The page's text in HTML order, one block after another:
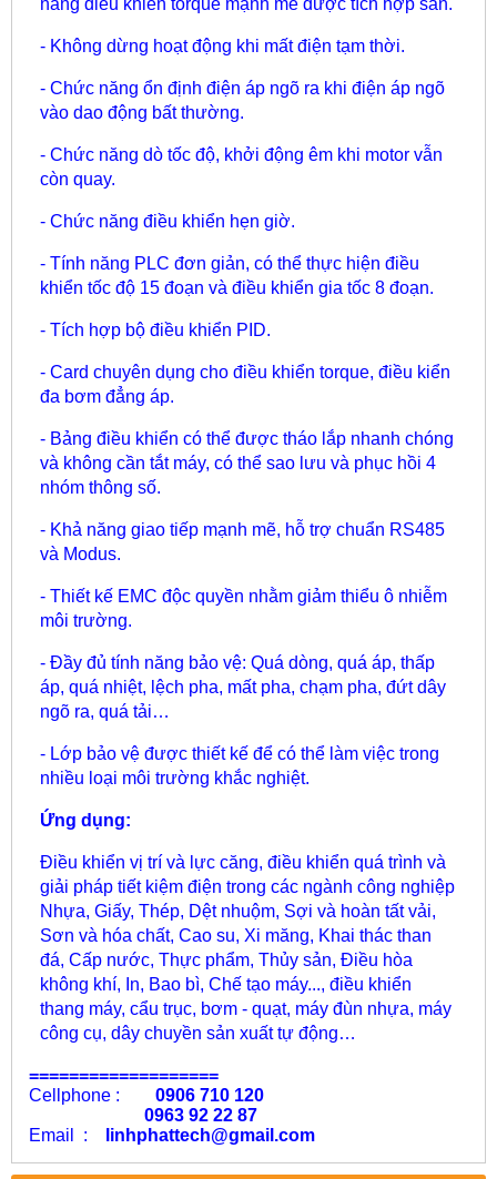
năng điều khiển torque mạnh mẽ được tích hợp sẵn.
- Không dừng hoạt động khi mất điện tạm thời.
- Chức năng ổn định điện áp ngõ ra khi điện áp ngõ
vào dao động bất thường.
- Chức năng dò tốc độ, khởi động êm khi motor vẫn
còn quay.
- Chức năng điều khiển hẹn giờ.
- Tính năng PLC đơn giản, có thể thực hiện điều
khiển tốc độ 15 đoạn và điều khiển gia tốc 8 đoạn.
- Tích hợp bộ điều khiển PID.
- Card chuyên dụng cho điều khiển torque, điều kiển
đa bơm đẳng áp.
- Bảng điều khiển có thể được tháo lắp nhanh chóng
và không cần tắt máy, có thể sao lưu và phục hồi 4
nhóm thông số.
- Khả năng giao tiếp mạnh mẽ, hỗ trợ chuẩn RS485
và Modus.
- Thiết kế EMC độc quyền nhằm giảm thiểu ô nhiễm
môi trường.
- Đầy đủ tính năng bảo vệ: Quá dòng, quá áp, thấp
áp, quá nhiệt, lệch pha, mất pha, chạm pha, đứt dây
ngõ ra, quá tải…
- Lớp bảo vệ được thiết kế để có thể làm việc trong
nhiều loại môi trường khắc nghiệt.
Ứng dụng:
Điều khiển vị trí và lực căng, điều khiển quá trình và
giải pháp tiết kiệm điện trong các ngành công nghiệp
Nhựa, Giấy, Thép, Dệt nhuộm, Sợi và hoàn tất vải,
Sơn và hóa chất, Cao su, Xi măng, Khai thác than
đá, Cấp nước, Thực phẩm, Thủy sản, Điều hòa
không khí, In, Bao bì, Chế tạo máy..., điều khiển
thang máy, cẩu trục, bơm - quạt, máy đùn nhựa, máy
công cụ, dây chuyền sản xuất tự động…
===================
Cellphone : 0906 710 120
0963 92 22 87
Email :
linhphattech@gmail.com